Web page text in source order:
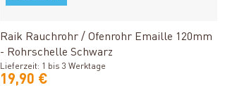
Raik Rauchrohr / Ofenrohr Emaille 120mm
- Rohrschelle Schwarz
Lieferzeit: 1 bis 3 Werktage
19,90 €